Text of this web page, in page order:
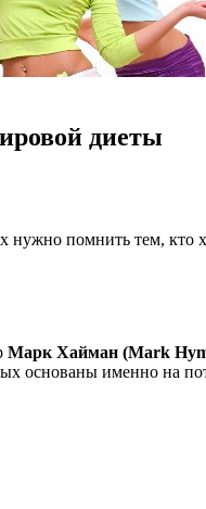
диеты
помнить тем, кто
Марк Хайман (Mark
основаны именно на